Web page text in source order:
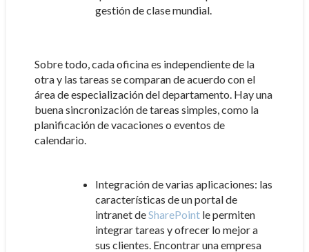
gestión de clase mundial.
Sobre todo, cada oficina es independiente de la
otra y las tareas se comparan de acuerdo con el
área de especialización del departamento. Hay una
buena sincronización de tareas simples, como la
planificación de vacaciones o eventos de
calendario.
Integración de varias aplicaciones: las
características de un portal de
intranet deSharePointle permiten
integrar tareas y ofrecer lo mejor a
sus clientes. Encontrar una empresa